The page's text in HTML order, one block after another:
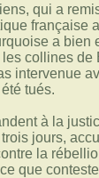
qui a
française
a
collines
intervenue
tués.
à la
jours,
la
que